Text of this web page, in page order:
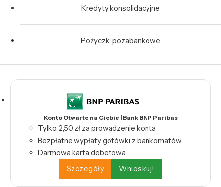
Kredyty konsolidacyjne
Pożyczki pozabankowe
Konto Otwarte na Ciebie | Bank BNP Paribas
Tylko 2,50 zł za prowadzenie konta
Bezpłatne wypłaty gotówki z bankomatów
Darmowa karta debetowa
Szczegóły
Wnioskuj!